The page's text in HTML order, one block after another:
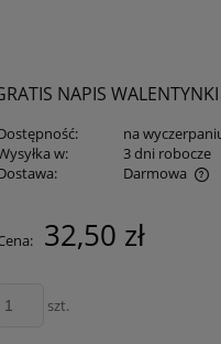
NAPIS
na
w:
3 dni robocze
Darmowa
ewentualnych kosztów
32,50 zł
szt.